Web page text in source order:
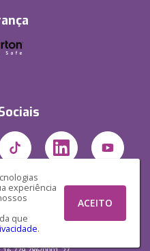
experiência
que
.
ACEITO